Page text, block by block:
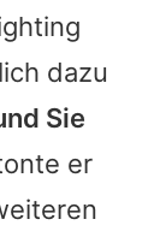
dazu
Sie
er